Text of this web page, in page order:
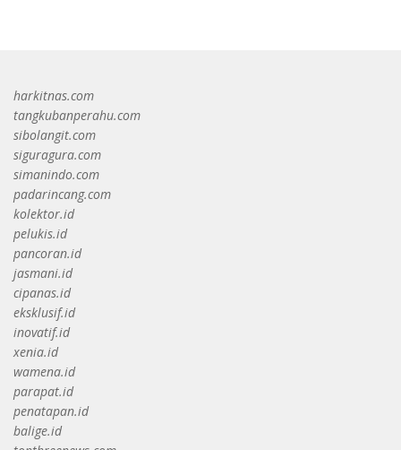
harkitnas.com
tangkubanperahu.com
sibolangit.com
siguragura.com
simanindo.com
padarincang.com
kolektor.id
pelukis.id
pancoran.id
jasmani.id
cipanas.id
eksklusif.id
inovatif.id
xenia.id
wamena.id
parapat.id
penatapan.id
balige.id